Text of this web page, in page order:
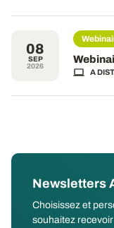
08
SEP
2026
A
Newsletters
Choisissez et
souhaitez